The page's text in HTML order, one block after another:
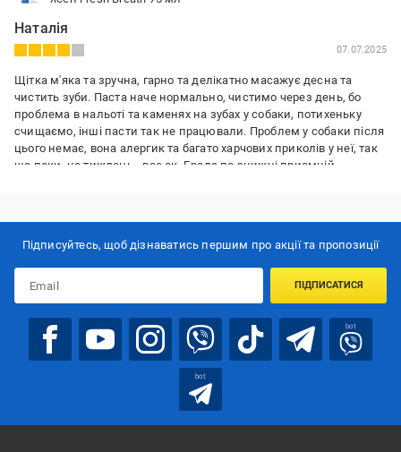
Наталія
07.07.2025
Щітка м'яка та зручна, гарно та делікатно масажує десна та
чистить зуби. Паста наче нормально, чистимо через день, бо
проблема в нальоті та каменях на зубах у собаки, потихеньку
счищаємо, інші пасти так не працювали. Проблем у собаки після
цього немає, вона алергик та багато харчових приколів у неї, так
що поки, це тиждень - все ок. Брала по знижці приємній.
Поки немає
Підписуйтесь, щоб дізнаватись першим про акції та пропозиції
ПІДПИСАТИСЯ
bot
bot